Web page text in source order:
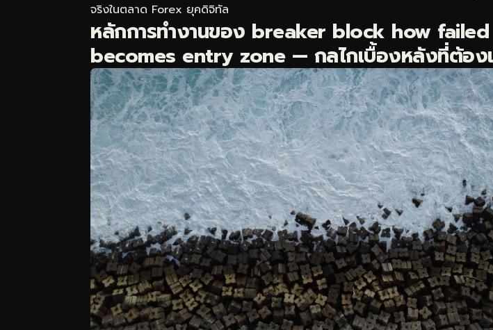
จริงในตลาด Forex ยุคดิจิทัล
หลักการทำงานของ breaker block how
becomes entry zone — กลไกเบื้องหลังที่ต้องเ